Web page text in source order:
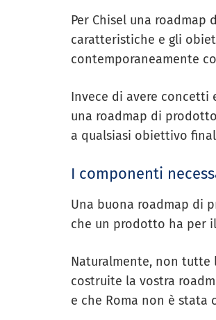
Per Chisel una
caratteristiche e gli
contemporaneamente
Invece di avere concetti
una roadmap di
a qualsiasi obiettivo
I componenti
Una buona roadmap di
che un prodotto ha per
Naturalmente, non tutte
costruite la vostra
e che Roma non è stata